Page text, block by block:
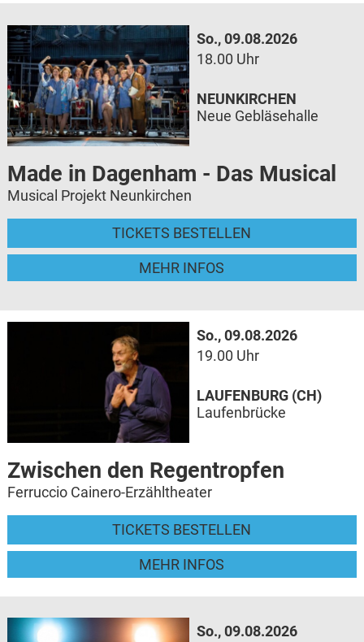
So., 09.08.2026
18.00 Uhr
Made in Dagenham - Das Musical
Musical Projekt Neunkirchen
TICKETS BESTELLEN
MEHR INFOS
NEUNKIRCHEN
Neue Gebläsehalle
So., 09.08.2026
19.00 Uhr
Zwischen den Regentropfen
Ferruccio Cainero-Erzähltheater
TICKETS BESTELLEN
MEHR INFOS
LAUFENBURG (CH)
Laufenbrücke
So., 09.08.2026